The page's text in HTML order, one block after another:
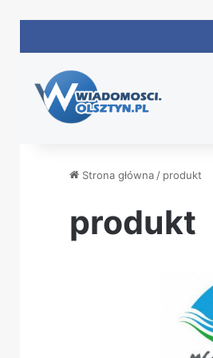
Strona główna / produkt
produkt